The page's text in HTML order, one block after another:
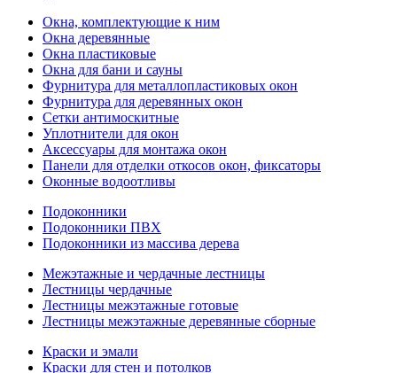
Окна, комплектующие к ним
Окна деревянные
Окна пластиковые
Окна для бани и сауны
Фурнитура для металлопластиковых окон
Фурнитура для деревянных окон
Сетки антимоскитные
Уплотнители для окон
Аксессуары для монтажа окон
Панели для отделки откосов окон, фиксаторы
Оконные водоотливы
Подоконники
Подоконники ПВХ
Подоконники из массива дерева
Межэтажные и чердачные лестницы
Лестницы чердачные
Лестницы межэтажные готовые
Лестницы межэтажные деревянные сборные
Краски и эмали
Краски для стен и потолков